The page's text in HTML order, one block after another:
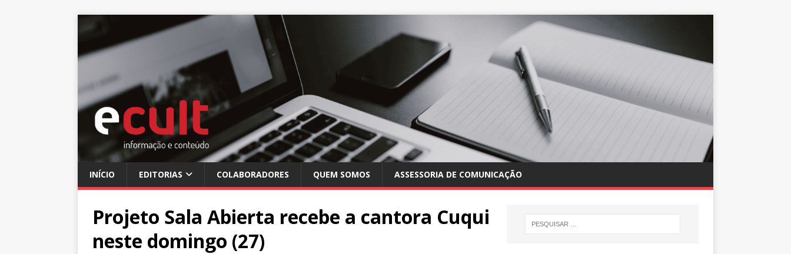
INÍCIO EDITORIAS COLABORADORES QUEM SOMOS ASSESSORIA DE COMUNICAÇÃO
Projeto Sala Abierta recebe a cantora Cuqui
neste domingo (27)